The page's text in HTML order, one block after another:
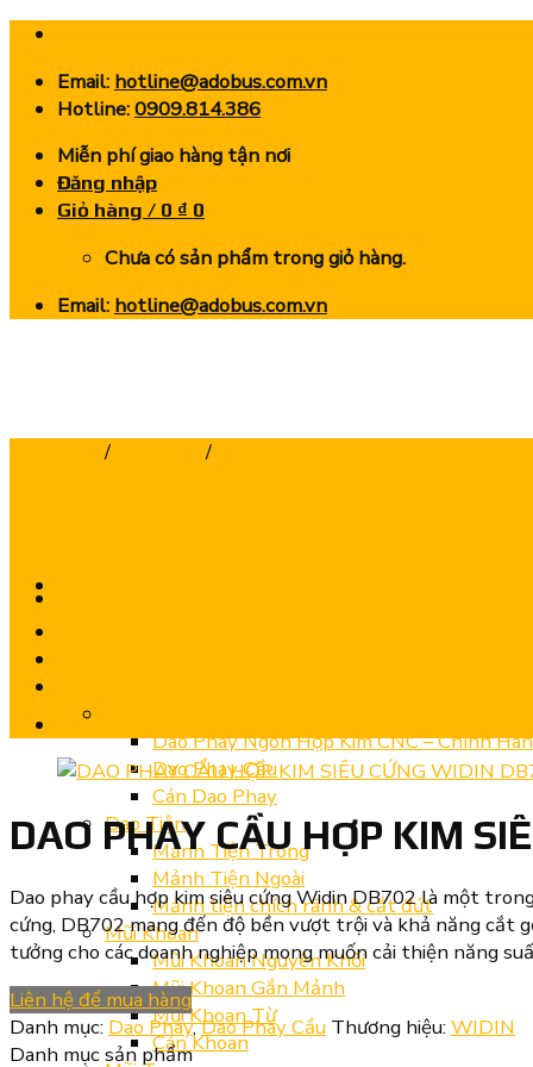
Skip
contentEmail: hotline@adobus.com.vn
Hotline:0909.814.386
Miễn phí giao hàng tận nơi
Đăng nhập
Giỏ hàng / 0 ₫ 0
Chưa có sản phẩm trong giỏ hàng.
Email: hotline@adobus.com.vn
Dao Phay Ngón Hợp Kim CNC – Chính
Dao Phay Cầu
Cán Dao Phay
Dao Tiện
Mảnh Tiện Trong
Mảnh Tiện Ngoài
Mảnh tiện chích rãnh & cắt đứt
Mũi Khoan
Mũi Khoan Nguyên Khối
Mũi Khoan Gắn Mảnh
Mũi Khoan Từ
Cán Khoan
/ /
DAO PHAY CẦU HỢP KIM
Dao phay cầu hợp kim siêu cứng Widin DB702 là một
cứng, DB702 mang đến độ bền vượt trội và khả năng cắt
tưởng cho các doanh nghiệp mong muốn cải thiện năng
Liên hệ để mua hàng
Danh mục: Dao Phay,Dao Phay Cầu Thương hiệu: WIDIN
Danh mục sản phẩm